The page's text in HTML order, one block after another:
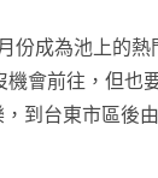
份成為池上的
會前往，但也
到台東市區後